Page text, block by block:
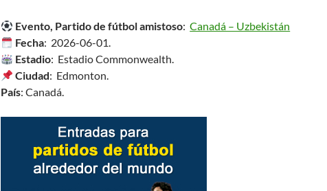
Evento, Partido de fútbol amistoso:Canadá – Uzbekistán
Fecha: 2026-06-01.
Estadio: Estadio Commonwealth.
Ciudad: Edmonton.
País: Canadá.